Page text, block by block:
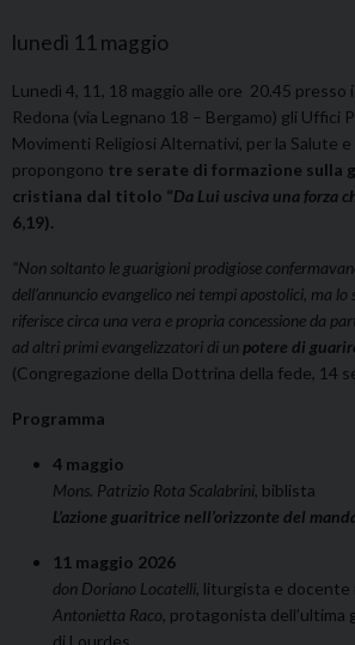
lunedì 11 maggio
Lunedì 4, 11, 18 maggio alle ore 20.45 presso
Redona (via Legnano 18 – Bergamo) gli Uffici
Movimenti Religiosi Alternativi, per la Salute
propongono tre serate di formazione sulla
cristiana dal titolo “Da Lui usciva una forza
6,19).
“Non soltanto le guarigioni prodigiose
dell’annuncio evangelico nei tempi apostolici, ma
riferisce circa una vera e propria concessione da
ad altri primi evangelizzatori di un potere di
(Congregazione della Dottrina della fede, 14
Programma
4 maggio
Mons. Patrizio Rota Scalabrini , biblista
L’azione guaritrice nell’orizzonte del
11 maggio 2026
don Doriano Locatelli , liturgista e
Antonietta Raco , protagonista
di Lourdes